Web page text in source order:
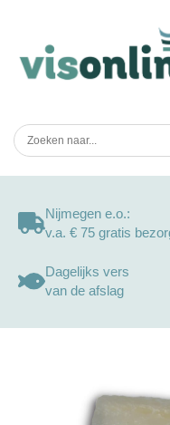
Nijmegen e.o.:
v.a. € 75 gratis
Dagelijks vers
van de afslag